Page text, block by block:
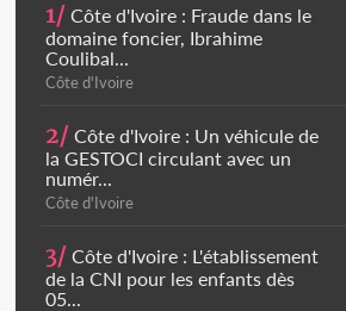
1/ Côte d'Ivoire : Fraude dans le
domaine foncier, Ibrahime
Coulibal...
Côte d'Ivoire
2/ Côte d'Ivoire : Un véhicule de
la GESTOCI circulant avec un
numér...
Côte d'Ivoire
3/ Côte d'Ivoire : L'établissement
de la CNI pour les enfants dès
05...